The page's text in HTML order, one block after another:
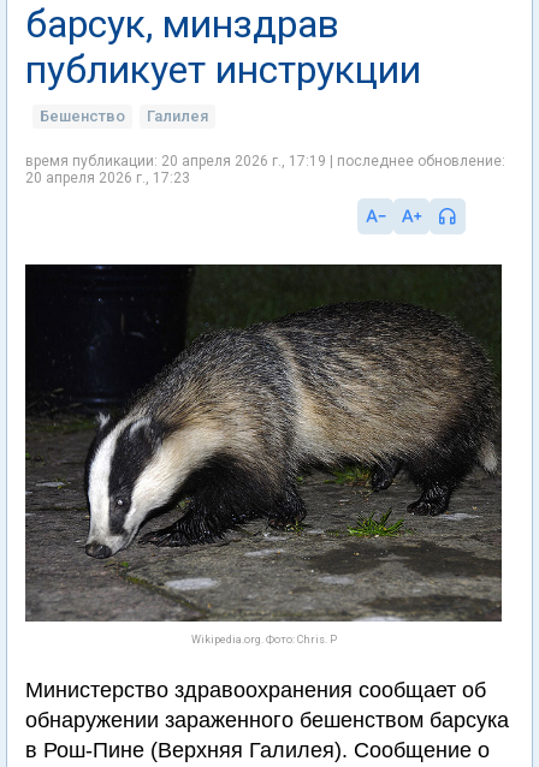
барсук, минздрав
публикует инструкции
Бешенство Галилея
время публикации: 20 апреля 2026 г., 17:19 | последнее обновление:
20 апреля 2026 г., 17:23
Wikipedia.org. Фото: Chris. P
Министерство здравоохранения сообщает об
обнаружении зараженного бешенством барсука
в Рош-Пине (Верхняя Галилея). Сообщение о